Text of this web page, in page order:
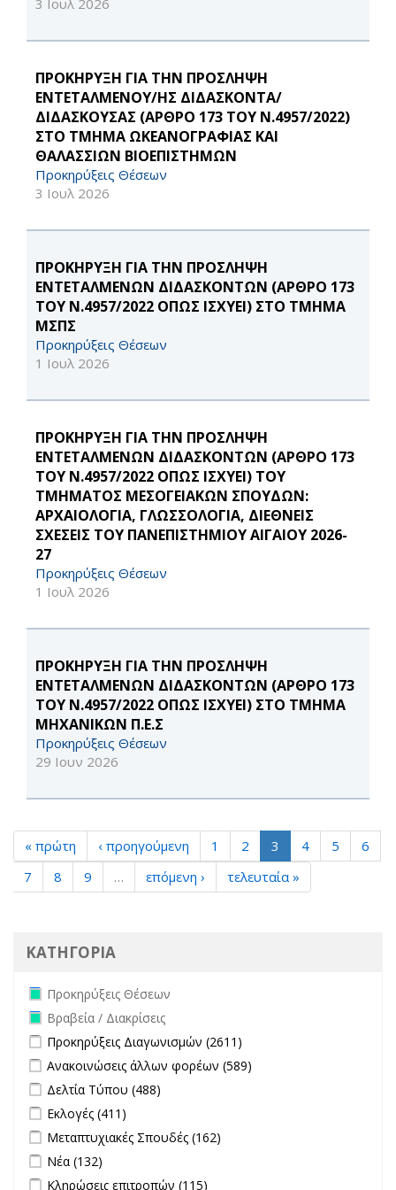
3 Ιουλ 2026
ΠΡΟΚΗΡΥΞΗ ΓΙΑ ΤΗΝ ΠΡΟΣΛΗΨΗ
ΕΝΤΕΤΑΛΜΕΝΟΥ/ΗΣ ΔΙΔΑΣΚΟΝΤΑ/
ΔΙΔΑΣΚΟΥΣΑΣ (ΑΡΘΡΟ 173 ΤΟΥ Ν.4957/2022)
ΣΤΟ ΤΜΗΜΑ ΩΚΕΑΝΟΓΡΑΦΙΑΣ ΚΑΙ
ΘΑΛΑΣΣΙΩΝ ΒΙΟΕΠΙΣΤΗΜΩΝ
Προκηρύξεις Θέσεων
3 Ιουλ 2026
ΠΡΟΚΗΡΥΞΗ ΓΙΑ ΤΗΝ ΠΡΟΣΛΗΨΗ
ΕΝΤΕΤΑΛΜΕΝΩΝ ΔΙΔΑΣΚΟΝΤΩΝ (ΑΡΘΡΟ 173
ΤΟΥ Ν.4957/2022 ΟΠΩΣ ΙΣΧΥΕΙ) ΣΤΟ ΤΜΗΜΑ
ΜΣΠΣ
Προκηρύξεις Θέσεων
1 Ιουλ 2026
ΠΡΟΚΗΡΥΞΗ ΓΙΑ ΤΗΝ ΠΡΟΣΛΗΨΗ
ΕΝΤΕΤΑΛΜΕΝΩΝ ΔΙΔΑΣΚΟΝΤΩΝ (ΑΡΘΡΟ 173
ΤΟΥ Ν.4957/2022 ΟΠΩΣ ΙΣΧΥΕΙ) ΤΟΥ
ΤΜΗΜΑΤΟΣ ΜΕΣΟΓΕΙΑΚΩΝ ΣΠΟΥΔΩΝ:
ΑΡΧΑΙΟΛΟΓΙΑ, ΓΛΩΣΣΟΛΟΓΙΑ, ΔΙΕΘΝΕΙΣ
ΣΧΕΣΕΙΣ ΤΟΥ ΠΑΝΕΠΙΣΤΗΜΙΟΥ ΑΙΓΑΙΟΥ 2026-
27
Προκηρύξεις Θέσεων
1 Ιουλ 2026
ΠΡΟΚΗΡΥΞΗ ΓΙΑ ΤΗΝ ΠΡΟΣΛΗΨΗ
ΕΝΤΕΤΑΛΜΕΝΩΝ ΔΙΔΑΣΚΟΝΤΩΝ (ΑΡΘΡΟ 173
ΤΟΥ Ν.4957/2022 ΟΠΩΣ ΙΣΧΥΕΙ) ΣΤΟ ΤΜΗΜΑ
ΜΗΧΑΝΙΚΩΝ Π.Ε.Σ
Προκηρύξεις Θέσεων
29 Ιουν 2026
« πρώτη ‹ προηγούμενη 1 2 3 4 5
6
7
8 9 … επόμενη › τελευταία »
ΚΑΤΗΓΟΡΙΑ
Remove Προκηρύξεις Θέσεων filter
Προκηρύξεις Θέσεων
Remove Βραβεία / Διακρίσεις filter
Βραβεία / Διακρίσεις
Apply Προκηρύξεις Διαγωνισμών filter
Προκηρύξεις Διαγωνισμών (2611)
Apply Ανακοινώσεις άλλων φορέων filter
Ανακοινώσεις άλλων φορέων (589)
Apply Δελτία Τύπου filter
Δελτία Τύπου (488)
Apply Εκλογές filter
Εκλογές (411)
Apply Μεταπτυχιακές Σπουδές filter
Μεταπτυχιακές Σπουδές (162)
Apply Νέα filter
Νέα (132)
Apply Κληρώσεις επιτροπών filter
Κληρώσεις επιτροπών (115)